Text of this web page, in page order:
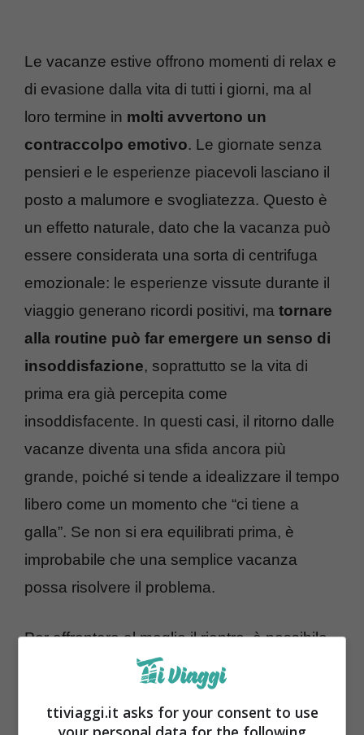
Le vacanze estive offrono momenti di relax e
di evasione dalla vita di tutti i giorni, ma al
loro termine in molti avvertono un
contraccolpo emotivo. Le giornate senza
pensieri e le esperienze piacevoli lasciano il
posto a malumore e svogliatezza. Questo è
un effetto naturale, dato che la vacanza può
essere considerata una sorta di centrifuga
emozionale: le esperienze vissute durante il
viaggio generano ricordi positivi, ma tornare
alla routine può far emergere un senso di
insoddisfazione, soprattutto se la vita di
prima era già percepita come
insoddisfacente. In questi casi, il ritorno dalle
vacanze diventa una sfida ancora più
grande, poiché si tende a idealizzare il tempo
libero come un momento che “ci tiene a
galla”. Se non si era equilibrati prima, è
improbabile che una semplice vacanza
possa risolvere il problema.
Per affrontare al meglio il rientro, è possibile
adottare alcune strategie mentali. Riflettere
su come migliorare la propria routine e
pianificare brevi vacanze o weekend può
ttiviaggi.it asks for your consent to use